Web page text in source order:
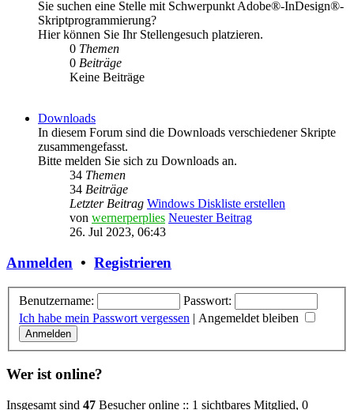
Sie suchen eine Stelle mit Schwerpunkt Adobe®-InDesign®-
Skriptprogrammierung?
Hier können Sie Ihr Stellengesuch platzieren.
0 Themen
0 Beiträge
Keine Beiträge
Downloads
In diesem Forum sind die Downloads verschiedener Skripte
zusammengefasst.
Bitte melden Sie sich zu Downloads an.
34 Themen
34 Beiträge
Letzter Beitrag Windows Diskliste erstellen
von wernerperplies Neuester Beitrag
26. Jul 2023, 06:43
Anmelden • Registrieren
Benutzername:
Passwort:
Ich habe mein Passwort vergessen | Angemeldet bleiben
Wer ist online?
Insgesamt sind 47 Besucher online :: 1 sichtbares Mitglied, 0